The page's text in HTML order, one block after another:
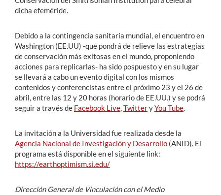
dicha efeméride.
Debido a la contingencia sanitaria mundial, el encuentro en
Washington (EE.UU) -que pondrá de relieve las estrategias
de conservación más exitosas en el mundo, proponiendo
acciones para replicarlas- ha sido pospuesto y en su lugar
se llevará a cabo un evento digital con los mismos
contenidos y conferencistas entre el próximo 23 y el 26 de
abril, entre las 12 y 20 horas (horario de EE.UU.) y se podrá
seguir a través de Facebook Live,TwitteryYou Tube.
La invitación a la Universidad fue realizada desde la
Agencia Nacional de Investigación y Desarrollo (ANID). El
programa está disponible en el siguiente link:
https://earthoptimism.si.edu/
Dirección General de Vinculación con el Medio